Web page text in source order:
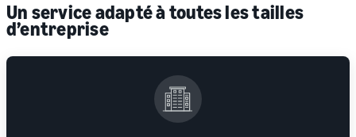
Un service adapté à toutes les tailles
d’entreprise